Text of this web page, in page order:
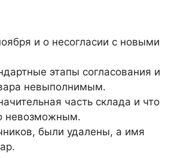
и о несогласии с новыми
этапы согласования и
невыполнимым.
часть склада и что
невозможным.
были удалены, а имя